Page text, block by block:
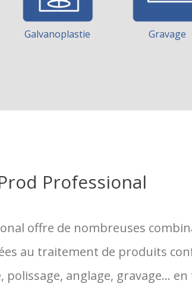
Galvanoplastie Gravage
Prod Professional
offre de nombreuses
au traitement de produits
polissage, anglage, gravage...